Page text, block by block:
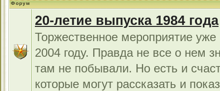
Форум
20-летие выпуска 1984 года
Торжественное мероприятие уже
2004 году. Правда не все о нем
там не побывали. Но есть и
которые могут рассказать и